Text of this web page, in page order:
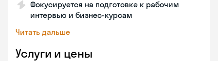
Фокусируется на подготовке к рабочим
интервью и бизнес-курсам
Читать дальше
Услуги и цены